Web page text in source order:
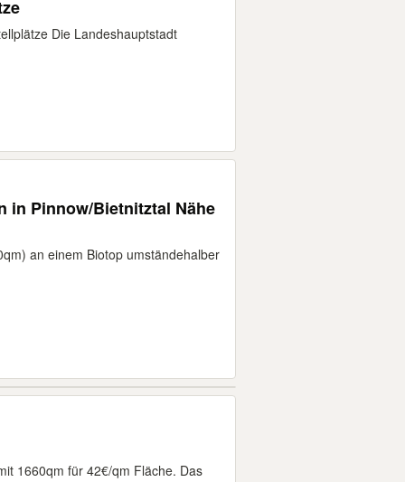
Die Landeshauptstadt
in Pinnow/Bietnitztal Nähe
an einem Biotop umständehalber
1660qm für 42€/qm Fläche. Das